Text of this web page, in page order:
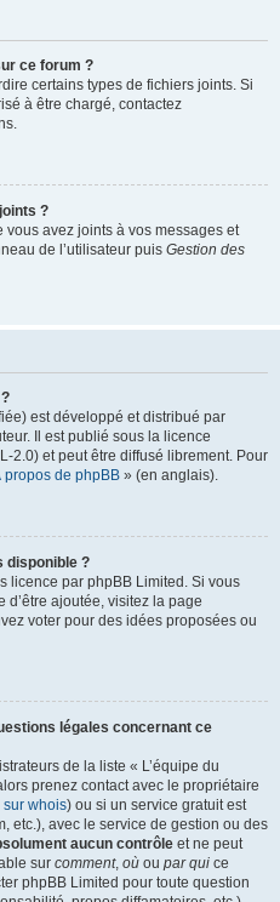
ce forum ?
certains types de fichiers joints. Si
à être chargé, contactez
?
avez joints à vos messages et
de l’utilisateur puis Gestion des
est développé et distribué par
Il est publié sous la licence
2.0) et peut être diffusé librement. Pour
propos de phpBB » (en anglais).
disponible ?
licence par phpBB Limited. Si vous
d’être ajoutée, visitez la page
voter pour des idées proposées ou
légales concernant ce
de la liste « L’équipe du
prenez contact avec le propriétaire
whois) ou si un service gratuit est
etc.), avec le service de gestion ou des
aucun contrôle et ne peut
sur comment, où ou par qui ce
phpBB Limited pour toute question